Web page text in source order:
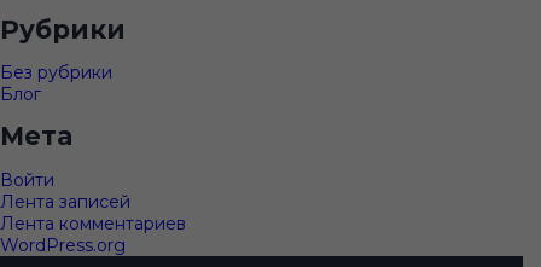
Рубрики
Без рубрики
Блог
Мета
Войти
Лента записей
Лента комментариев
WordPress.org